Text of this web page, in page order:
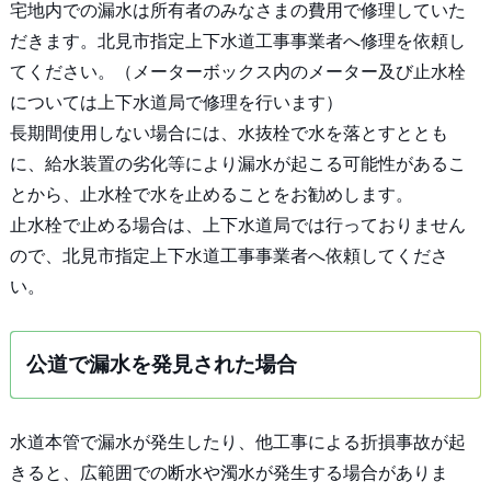
宅地内での漏水は所有者のみなさまの費用で修理していた
だきます。北見市指定上下水道工事事業者へ修理を依頼し
てください。（メーターボックス内のメーター及び止水栓
については上下水道局で修理を行います）
長期間使用しない場合には、水抜栓で水を落とすととも
に、給水装置の劣化等により漏水が起こる可能性があるこ
とから、止水栓で水を止めることをお勧めします。
止水栓で止める場合は、上下水道局では行っておりません
ので、北見市指定上下水道工事事業者へ依頼してくださ
い。
公道で漏水を発見された場合
水道本管で漏水が発生したり、他工事による折損事故が起
きると、広範囲での断水や濁水が発生する場合がありま